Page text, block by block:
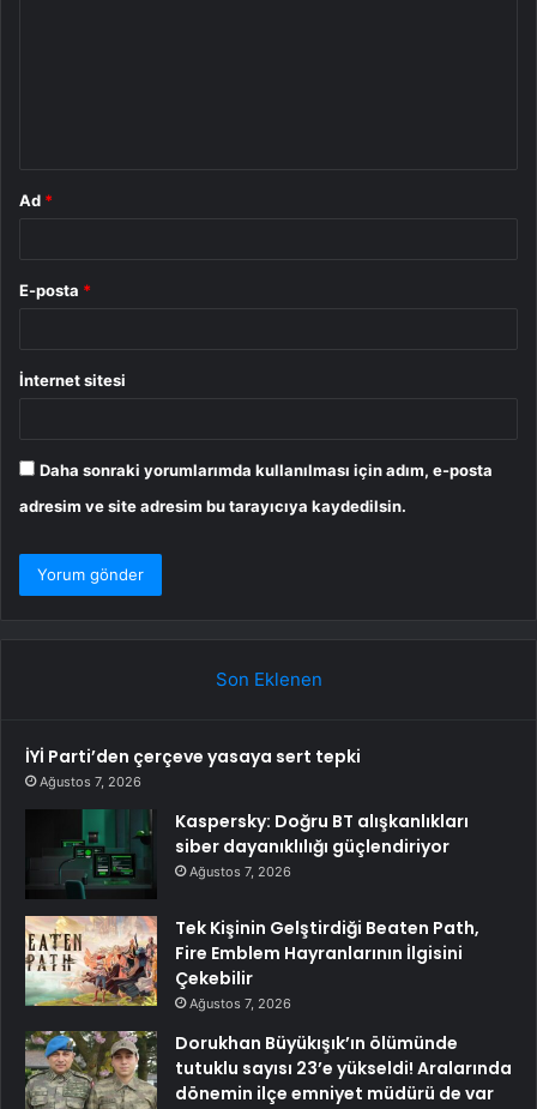
Ad *
E-posta *
İnternet sitesi
Daha sonraki yorumlarımda kullanılması için adım, e-posta
adresim ve site adresim bu tarayıcıya kaydedilsin.
Son Eklenen
İYİ Parti’den çerçeve yasaya sert tepki
Ağustos 7, 2026
Kaspersky: Doğru BT alışkanlıkları
siber dayanıklılığı güçlendiriyor
Ağustos 7, 2026
Tek Kişinin Gelştirdiği Beaten Path,
Fire Emblem Hayranlarının İlgisini
Çekebilir
Ağustos 7, 2026
Dorukhan Büyükışık’ın ölümünde
tutuklu sayısı 23’e yükseldi! Aralarında
dönemin ilçe emniyet müdürü de var